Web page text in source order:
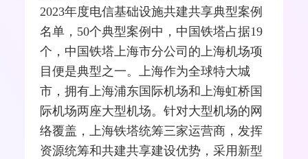
2023年度电信基础设施共建共享典型案例
名单，50个典型案例中，中国铁塔占据19
个，中国铁塔上海市分公司的上海机场项
目便是典型之一。上海作为全球特大城
市，拥有上海浦东国际机场和上海虹桥国
际机场两座大型机场。针对大型机场的网
络覆盖，上海铁塔统筹三家运营商 ，发挥
资源统筹和共建共享建设优势，采用新型